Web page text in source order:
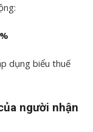
dụng biểu thuế
người nhận